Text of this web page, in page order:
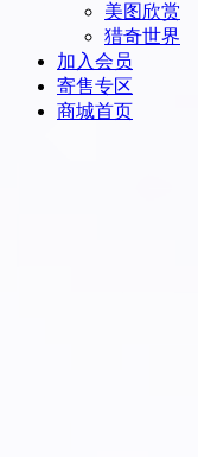
美图欣赏
猎奇世界
加入会员
寄售专区
商城首页